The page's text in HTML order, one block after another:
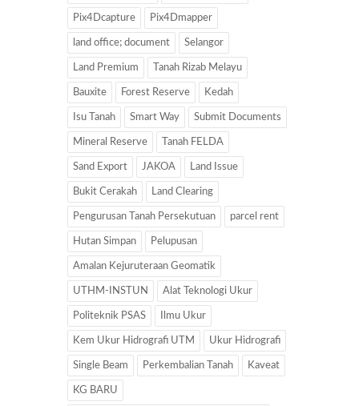
Pix4Dcapture Pix4Dmapper
land office; document Selangor
Land Premium Tanah Rizab Melayu
Bauxite Forest Reserve Kedah
Isu Tanah Smart Way Submit Documents
Mineral Reserve Tanah FELDA
Sand Export JAKOA Land Issue
Bukit Cerakah Land Clearing
Pengurusan Tanah Persekutuan parcel rent
Hutan Simpan Pelupusan
Amalan Kejuruteraan Geomatik
UTHM-INSTUN Alat Teknologi Ukur
Politeknik PSAS Ilmu Ukur
Kem Ukur Hidrografi UTM Ukur Hidrografi
Single Beam Perkembalian Tanah Kaveat
KG BARU